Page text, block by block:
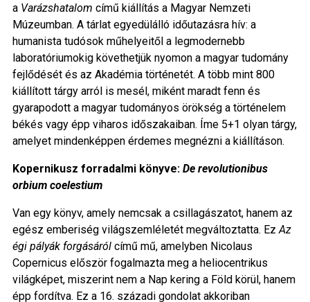
a Varázshatalom című kiállítás a Magyar Nemzeti
Múzeumban. A tárlat egyedülálló időutazásra hív: a
humanista tudósok műhelyeitől a legmodernebb
laboratóriumokig követhetjük nyomon a magyar tudomány
fejlődését és az Akadémia történetét. A több mint 800
kiállított tárgy arról is mesél, miként maradt fenn és
gyarapodott a magyar tudományos örökség a történelem
békés vagy épp viharos időszakaiban. Íme 5+1 olyan tárgy,
amelyet mindenképpen érdemes megnézni a kiállításon.
Kopernikusz forradalmi könyve: De revolutionibus
orbium coelestium
Van egy könyv, amely nemcsak a csillagászatot, hanem az
egész emberiség világszemléletét megváltoztatta. Ez Az
égi pályák forgásárólcímű mű, amelyben Nicolaus
Copernicus először fogalmazta meg a heliocentrikus
világképet, miszerint nem a Nap kering a Föld körül, hanem
épp fordítva. Ez a 16. századi gondolat akkoriban